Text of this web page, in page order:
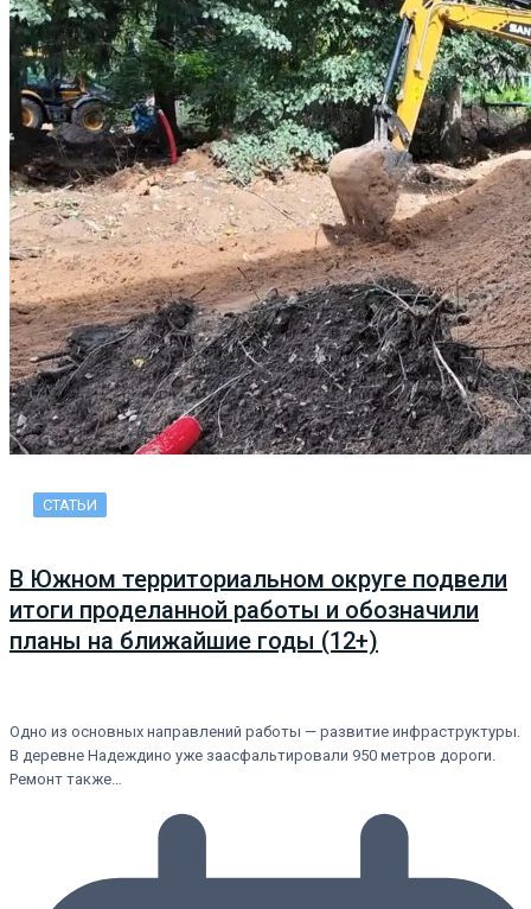
СТАТЬИ
В Южном территориальном округе подвели
итоги проделанной работы и обозначили
планы на ближайшие годы (12+)
Одно из основных направлений работы — развитие инфраструктуры.
В деревне Надеждино уже заасфальтировали 950 метров дороги.
Ремонт также…